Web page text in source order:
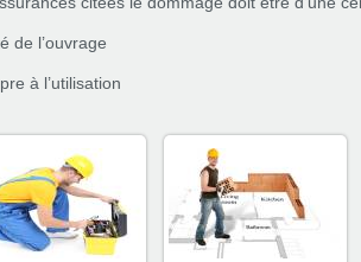
de l’ouvrage
à l’utilisation